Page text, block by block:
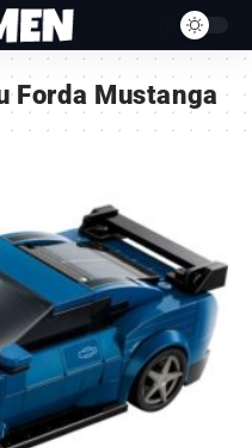
Forda Mustanga